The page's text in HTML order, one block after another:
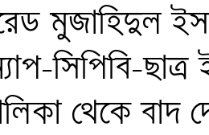
মুজাহিদুল
সিপিবি-
থেকে